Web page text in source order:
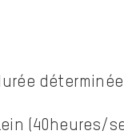
déterminée
(40heures/